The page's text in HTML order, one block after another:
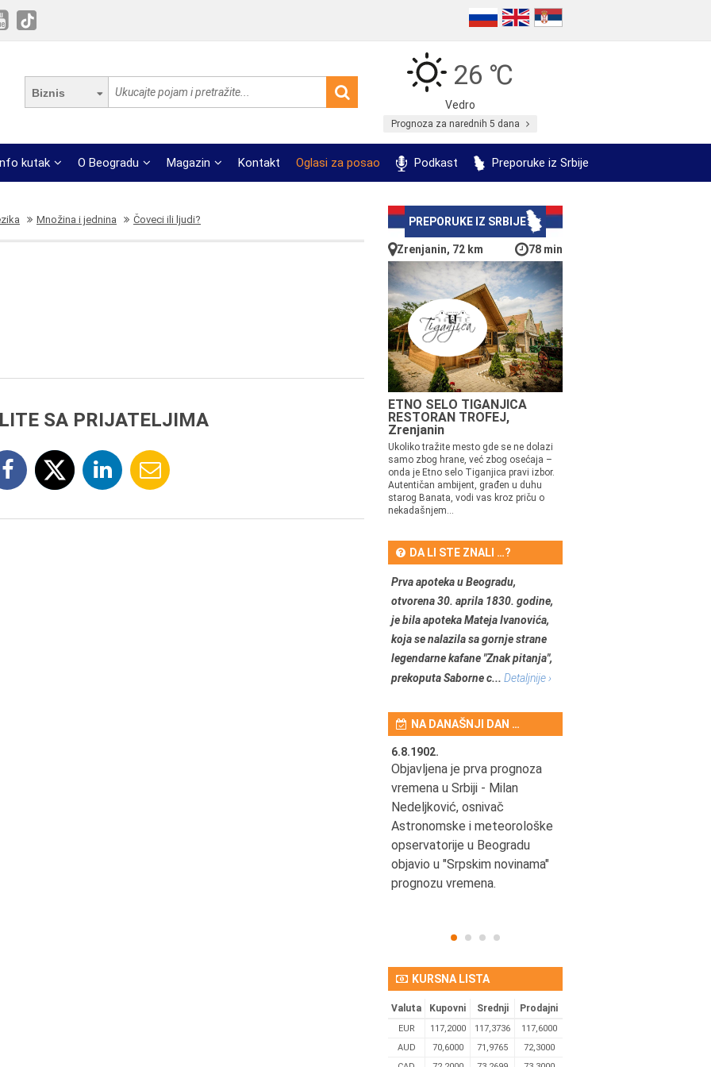
Biznis
26 ℃
Vedro
Prognoza za narednih 5 dana
kutak O Beogradu Magazin Kontakt Oglasi za posao Podkast Preporuke iz Srbije
Množina i jednina Čoveci ili ljudi?
SA PRIJATELJIMA
PREPORUKE IZ SRBIJE
Zrenjanin, 72 km 78 min
ETNO SELO TIGANJICA
RESTORAN TROFEJ,
Zrenjanin
Ukoliko tražite mesto gde se ne dolazi
samo zbog hrane, već zbog osećaja –
onda je Etno selo Tiganjica pravi izbor.
Autentičan ambijent, građen u duhu
starog Banata, vodi vas kroz priču o
nekadašnjem...
DA LI STE ZNALI …?
Prva apoteka u Beogradu,
otvorena 30. aprila 1830. godine,
je bila apoteka Mateja Ivanovića,
koja se nalazila sa gornje strane
legendarne kafane "Znak pitanja",
prekoputa Saborne c... Detaljnije ›
NA DANAŠNJI DAN …
6.8.1902.
Objavljena je prva prognoza
vremena u Srbiji - Milan
Nedeljković, osnivač
Astronomske i meteorološke
opservatorije u Beogradu
objavio u "Srpskim novinama"
prognozu vremena.
KURSNA LISTA
Valuta Kupovni Srednji Prodajni
EUR 117,2000 117,3736
117,6000
AUD
70,6000 71,9765
72,3000